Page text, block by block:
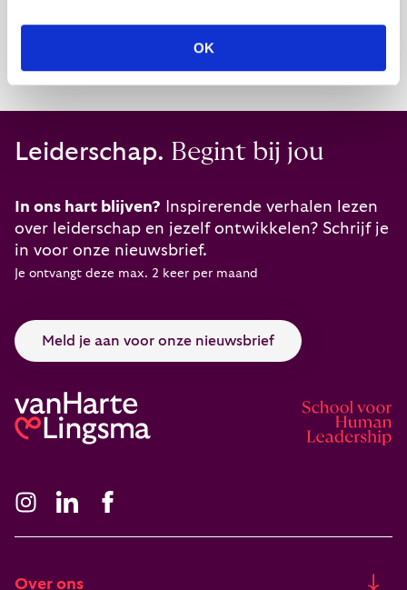
OK
Leiderschap. Begint bij jou
In ons hart blijven? Inspirerende verhalen lezen
over leiderschap en jezelf ontwikkelen? Schrijf je
in voor onze nieuwsbrief.
Je ontvangt deze max. 2 keer per maand
Meld je aan voor onze nieuwsbrief
Over ons